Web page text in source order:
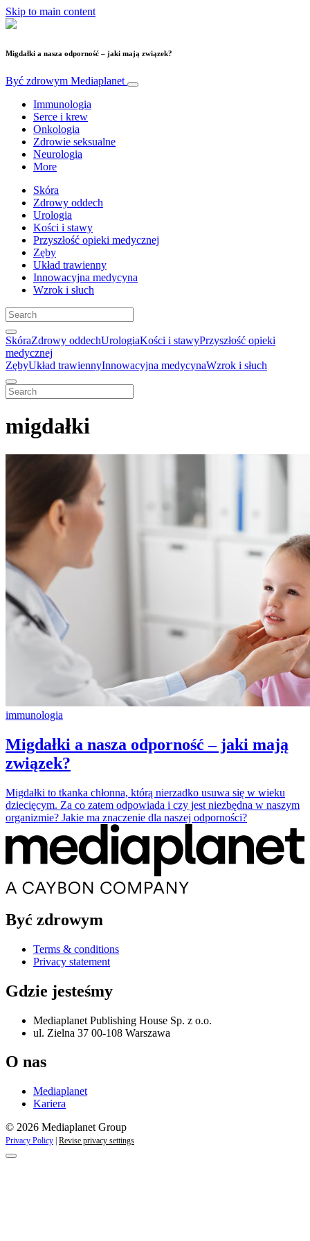
Skip to main content
Migdałki a nasza odporność – jaki mają związek?
Być zdrowym Mediaplanet
Immunologia
Serce i krew
Onkologia
Zdrowie seksualne
Neurologia
More
Skóra
Zdrowy oddech
Urologia
Kości i stawy
Przyszłość opieki medycznej
Zęby
Układ trawienny
Innowacyjna medycyna
Wzrok i słuch
SkóraZdrowy oddechUrologiaKości i stawyPrzyszłość opieki
medycznej
ZębyUkład trawiennyInnowacyjna medycynaWzrok i słuch
migdałki
immunologia
Migdałki a nasza odporność – jaki mają
związek?
Migdałki to tkanka chłonna, którą nierzadko usuwa się w wieku
dziecięcym. Za co zatem odpowiada i czy jest niezbędna w naszym
organizmie? Jakie ma znaczenie dla naszej odporności?
Być zdrowym
Terms & conditions
Privacy statement
Gdzie jesteśmy
Mediaplanet Publishing House Sp. z o.o.
ul. Zielna 37 00-108 Warszawa
O nas
Mediaplanet
Kariera
© 2026 Mediaplanet Group
Privacy Policy Revise privacy settings